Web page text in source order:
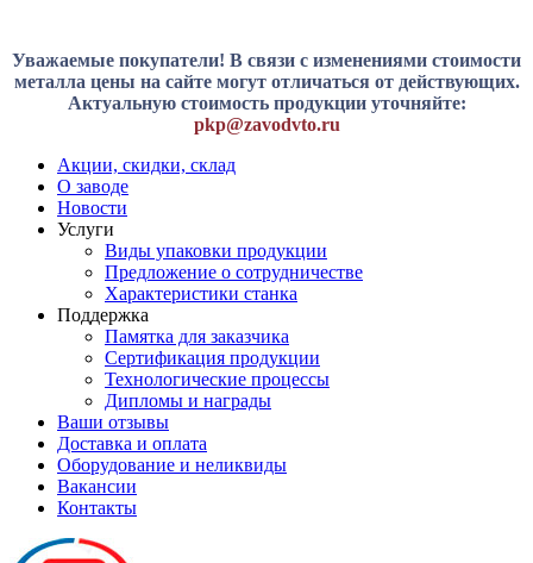
Уважаемые покупатели! В связи с изменениями стоимости
металла цены на сайте могут отличаться от действующих.
Актуальную стоимость продукции уточняйте:
pkp@zavodvto.ru
Акции, скидки, склад
О заводе
Новости
Услуги
Виды упаковки продукции
Предложение о сотрудничестве
Характеристики станка
Поддержка
Памятка для заказчика
Сертификация продукции
Технологические процессы
Дипломы и награды
Ваши отзывы
Доставка и оплата
Оборудование и неликвиды
Вакансии
Контакты